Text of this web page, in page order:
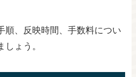
順、反映時間、手数料につい
ょう。